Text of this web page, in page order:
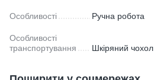
Особливості Ручна робота
Особливості
транспортування
Шкіряний чохол